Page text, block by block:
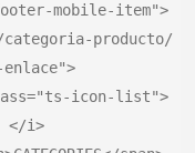
mobile-item">
producto/
>
"ts-icon-list">
</i>
los derechos